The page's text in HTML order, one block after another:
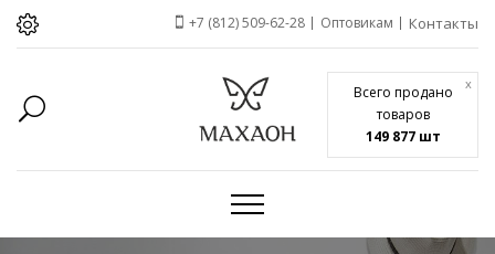
Всего продано
товаров
149 877 шт
x
+7 (812) 509-62-28 Оптовикам Контакты